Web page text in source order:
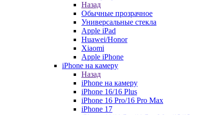
Назад
Обычные прозрачное
Универсальные стекла
Apple iPad
Huawei/Honor
Xiaomi
Apple iPhone
iPhone на камеру
Назад
iPhone на камеру
iPhone 16/16 Plus
iPhone 16 Pro/16 Pro Max
iPhone 17